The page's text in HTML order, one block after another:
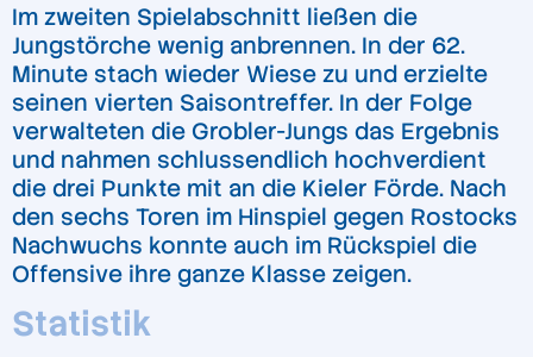
Im zweiten Spielabschnitt ließen die
Jungstörche wenig anbrennen. In der 62.
Minute stach wieder Wiese zu und erzielte
seinen vierten Saisontreffer. In der Folge
verwalteten die Grobler-Jungs das Ergebnis
und nahmen schlussendlich hochverdient
die drei Punkte mit an die Kieler Förde. Nach
den sechs Toren im Hinspiel gegen Rostocks
Nachwuchs konnte auch im Rückspiel die
Offensive ihre ganze Klasse zeigen.
Statistik